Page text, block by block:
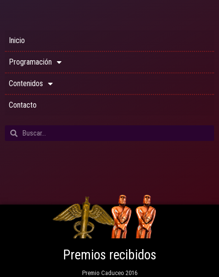
Inicio
Programación
Contenidos
Contacto
Premios recibidos
Premio Caduceo 2016